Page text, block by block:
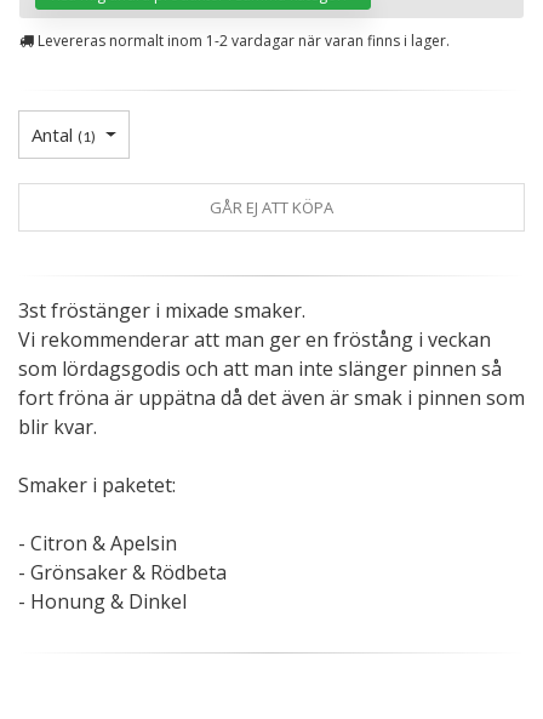
Levereras normalt inom 1-2 vardagar när varan finns i lager.
Antal (1)
GÅR EJ ATT KÖPA
3st fröstänger i mixade smaker.
Vi rekommenderar att man ger en fröstång i veckan
som lördagsgodis och att man inte slänger pinnen så
fort fröna är uppätna då det även är smak i pinnen som
blir kvar.
Smaker i paketet:
- Citron & Apelsin
- Grönsaker & Rödbeta
- Honung & Dinkel